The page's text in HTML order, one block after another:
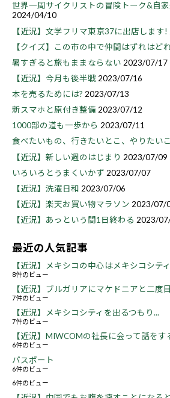
世界一周サイクリストの冒険トーク&自
2024/04/10
【近況】文学フリマ東京37に出店します!
【クイズ】この市の中で仲間はずれはど
暑すぎると旅もままならない 2023/07/17
【近況】今月も後半戦 2023/07/16
本を売るためには? 2023/07/13
新スマホと原付き整備 2023/07/12
1000部の道も一歩から 2023/07/11
食べたいもの、行きたいとこ、やりたい
【近況】新しい週のはじまり 2023/07/09
いろいろとうまくいかず 2023/07/07
【近況】洗濯日和 2023/07/06
【近況】楽天お買い物マラソン 2023/07/
【近況】あっという間1日終わる 2023/
最近の人気記事
【近況】メキシコの中心はメキシコシテ
8件のビュー
【近況】ブルガリアにマケドニアと二度
7件のビュー
【近況】メキシコシティを出るつもり...
7件のビュー
【近況】MIWCOMの社長に会って話をす
6件のビュー
パスポート
6件のビュー
6件のビュー